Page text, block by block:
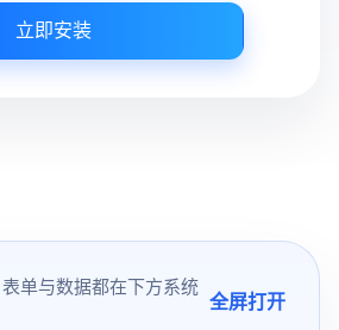
立即安装
单与数据都在下方系统
全屏打开